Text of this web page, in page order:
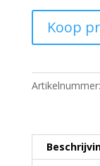
Koop
Artikelnummer: